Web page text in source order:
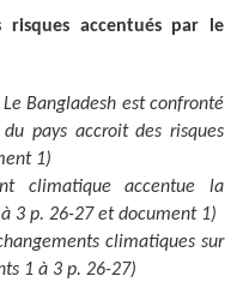
risques accentués par le
Bangladesh est confronté
pays accroit des risques
1)
climatique accentue la
3 p. 26-27 et document 1)
climatiques sur
1 à 3 p. 26-27)